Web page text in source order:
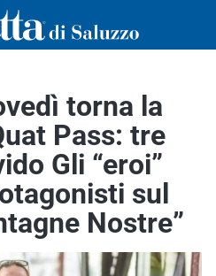
torna la
Pass: tre
Gli “eroi”
sul
Nostre”